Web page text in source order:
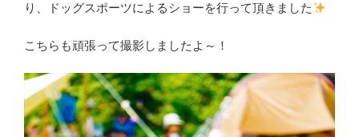
り、ドッグスポーツによるショーを行って頂きました
こちらも頑張って撮影しましたよ～！